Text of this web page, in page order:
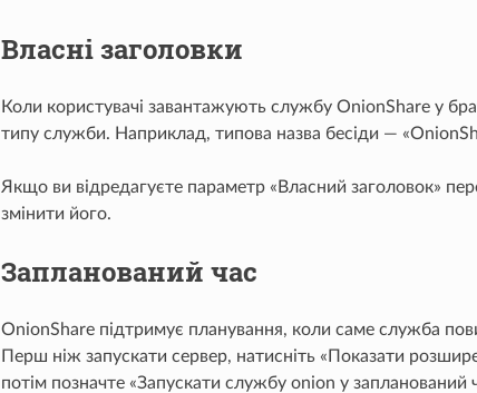
Власні заголовки
Коли користувачі завантажують службу OnionShare у
типу служби. Наприклад, типова назва бесіди —
Якщо ви відредагуєте параметр «Власний заголовок»
змінити його.
Запланований час
OnionShare підтримує планування, коли саме служба
Перш ніж запускати сервер, натисніть «Показати
потім позначте «Запускати службу onion у